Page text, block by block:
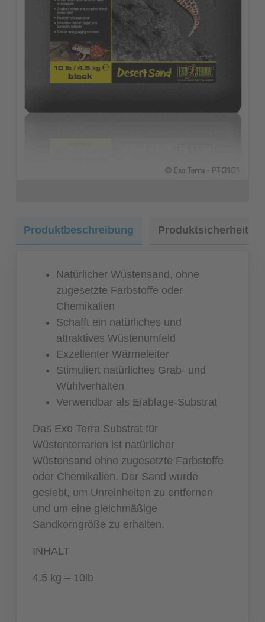
Produktbeschreibung Produktsicherheit
Natürlicher Wüstensand, ohne
zugesetzte Farbstoffe oder
Chemikalien
Schafft ein natürliches und
attraktives Wüstenumfeld
Exzellenter Wärmeleiter
Stimuliert natürliches Grab- und
Wühlverhalten
Verwendbar als Eiablage-Substrat
Das Exo Terra Substrat für
Wüstenterrarien ist natürlicher
Wüstensand ohne zugesetzte Farbstoffe
oder Chemikalien. Der Sand wurde
gesiebt, um Unreinheiten zu entfernen
und um eine gleichmäßige
Sandkorngröße zu erhalten.
INHALT
4.5 kg – 10lb